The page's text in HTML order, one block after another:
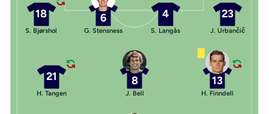
23
J. Urbančič
4
S. Langås
6
G. Stensness
18
S. Bjørshol
13
H. Finndell
8
J. Bell
21
H. Tangen